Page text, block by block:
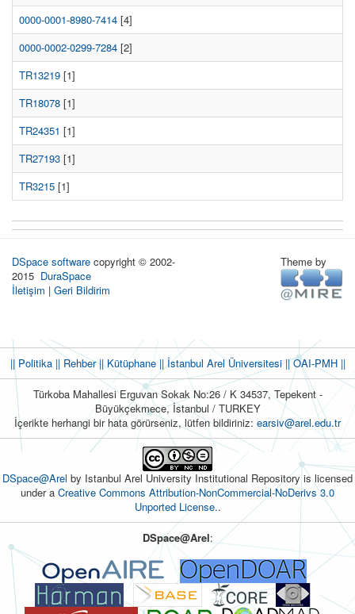
0000-0001-8980-7414 [4]
0000-0002-0299-7284 [2]
TR13219 [1]
TR18078 [1]
TR24351 [1]
TR27193 [1]
TR3215 [1]
DSpace software copyright © 2002-
2015 DuraSpace
İletişim | Geri Bildirim
Theme by
|| Politika|| Rehber|| Kütüphane|| İstanbul Arel Üniversitesi ||OAI-PMH ||
Türkoba Mahallesi Erguvan Sokak No:26 / K 34537, Tepekent -
Büyükçekmece, İstanbul / TURKEY
İçerikte herhangi bir hata görürseniz, lütfen bildiriniz: earsiv@arel.edu.tr
DSpace@Arel by Istanbul Arel University Institutional Repository is licensed
under a Creative Commons Attribution-NonCommercial-NoDerivs 3.0
Unported License..
DSpace@Arel: